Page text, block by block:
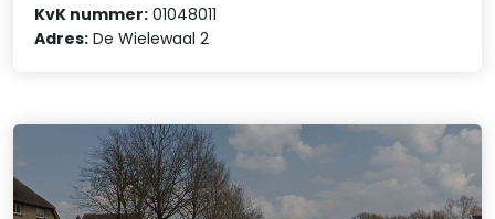
KvK nummer: 01048011
Adres: De Wielewaal 2